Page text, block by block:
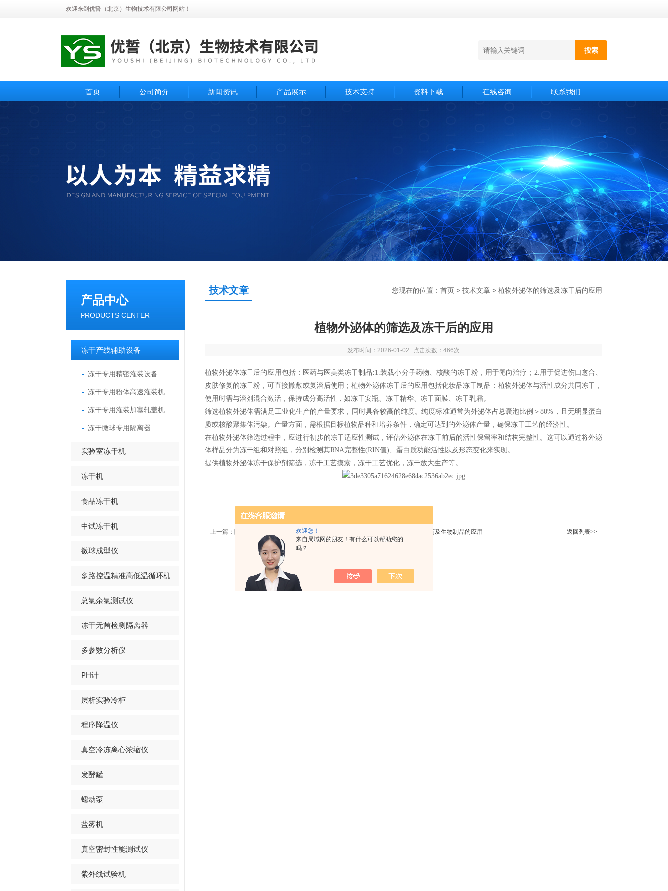
欢迎您！
来自局域网的朋友！有什么可以帮助您的
吗？
欢迎来到优誓（北京）生物技术有限公司网站！
首页 公司简介 新闻资讯 产品展示 技术支持 资料下载 在线咨询 联系我们
产品中心
PRODUCTS CENTER
冻干产线辅助设备
冻干专用精密灌装设备
冻干专用粉体高速灌装机
冻干专用灌装加塞轧盖机
冻干微球专用隔离器
实验室冻干机
冻干机
食品冻干机
中试冻干机
微球成型仪
多路控温精准高低温循环机
总氯余氯测试仪
冻干无菌检测隔离器
多参数分析仪
PH计
层析实验冷柜
程序降温仪
真空冷冻离心浓缩仪
发酵罐
蠕动泵
盐雾机
真空密封性能测试仪
紫外线试验机
技术文章 您现在的位置： 首页 > 技术文章 > 植物外泌体的筛选及冻干后的应用
植物外泌体的筛选及冻干后的应用
发布时间：2026-01-02 点击次数：466次
植物外泌体冻干后的应用包括： 医药与医美类冻干制品:1.装载小分子药物、核酸的冻干粉，用于靶向治疗； 2.用于促进伤口愈合、
皮肤修复的冻干粉，可直接撒敷或复溶后使用 ； 植物外泌体冻干后的应用包括化妆品冻干制品：植物外泌体与活性成分共同冻干，
使用时需与溶剂混合激活，保持成分高活性，如冻干安瓶、冻干精华、 冻干面膜、冻干乳霜。
筛选植物外泌体需满足工业化生产的产量要求，同时具备较高的纯度。纯度标准通常为外泌体占总囊泡比例＞80% ，且无明显蛋白
质或核酸聚集体污染。产量方面，需根据目标植物品种和培养条件，确定可达到的外泌体产量，确保冻干工艺的经济性。
在植物外泌体筛选过程中，应进行初步的冻干适应性测试，评估外泌体在冻干前后的活性保留率和结构完整性。这可以通过将外泌
体样品分为冻干组和对照组，分别检测其RNA完整性(RIN值)、蛋白质功能活性以及形态变化来实现。
提供植物外泌体冻干保护剂筛选，冻干工艺摸索，冻干工艺优化，冻干放大生产等。
上一篇： 陶瓷微球成型工艺及微球成型仪 冻干技术在中药及生物制品的应用 返回列表>>